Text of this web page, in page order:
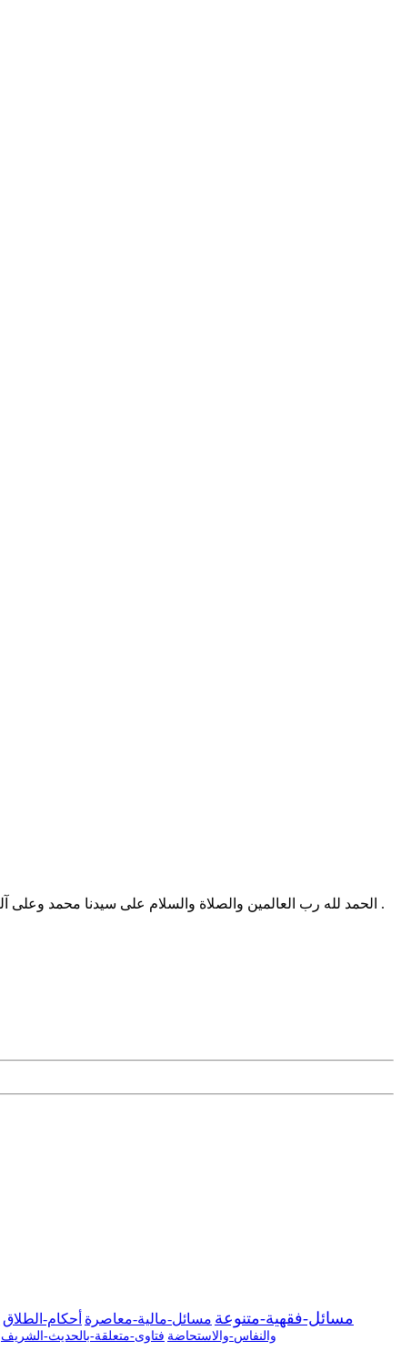
الحمد لله رب العالمين والصلاة والسلام على سيدنا محمد وعلى آله وصحبه أجمعين ومن تبعهم بإحسان إلى يوم الدين وبعد أخي الكريم هذا الكلام لا جواب له عن طريق النت بل يحتاج إلى مشافهة مع القاضي .
مسائل-فقهية-متنوعة مسائل-مالية-معاصرة أحكام-الطلاق
والنفاس-والاستحاضة فتاوى-متعلقة-بالحديث-الشريف